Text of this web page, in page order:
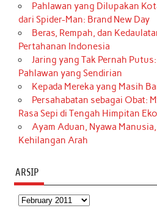
Pahlawan yang Dilupakan
dari Spider-Man: Brand New Day
Beras, Rempah, dan
Pertahanan Indonesia
Jaring yang Tak Pernah
Pahlawan yang Sendirian
Kepada Mereka yang Masih
Persahabatan sebagai Obat:
Rasa Sepi di Tengah Himpitan
Ayam Aduan, Nyawa
Kehilangan Arah
ARSIP
Arsip